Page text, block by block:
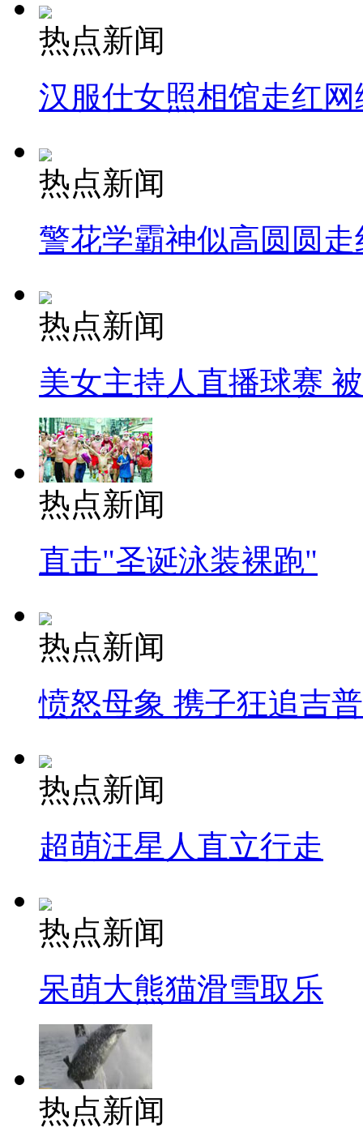
热点新闻
汉服仕女照相馆走红网
热点新闻
警花学霸神似高圆圆走
热点新闻
美女主持人直播球赛
热点新闻
直击"圣诞泳装裸跑"
热点新闻
愤怒母象 携子狂追吉
热点新闻
超萌汪星人直立行走
热点新闻
呆萌大熊猫滑雪取乐
热点新闻